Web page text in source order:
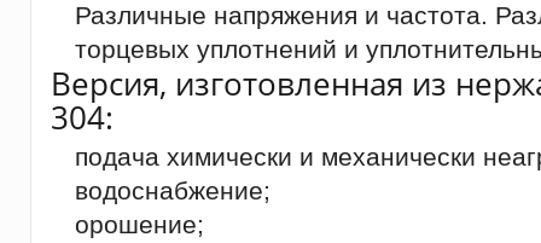
Различные напряжения и частота.
торцевых уплотнений и
Версия, изготовленная из
304:
подача химически и механически
водоснабжение;
орошение;